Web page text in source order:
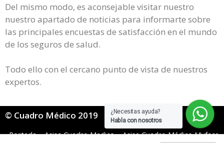
¿Necesitas ayuda?
Habla con nosotros
Del mismo modo, es aconsejable visitar nuestro
nuestro apartado de noticias para informarte sobre
las principales encuestas de satisfacción en el mundo
de los seguros de salud.
Todo ello con el cercano punto de vista de nuestros
expertos.
© Cuadro Médico 2019
Portada»Asisa Cuadro Medico»Asisa Cuadro Médico Muface